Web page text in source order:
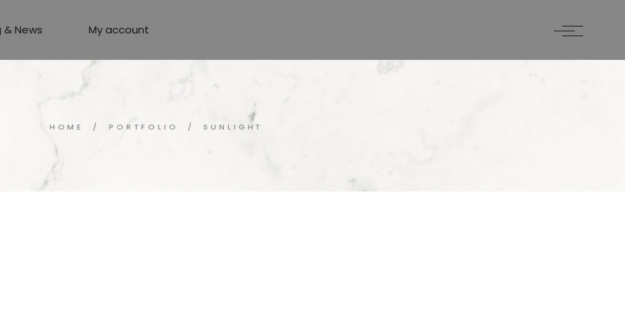
& News My account
HOME PORTFOLIO SUNLIGHT